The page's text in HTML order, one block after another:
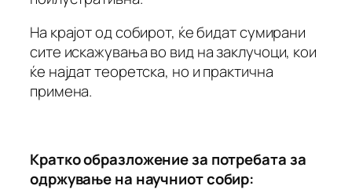
На крајот од собирот, ќе бидат сумирани
сите искажувања во вид на заклучоци, кои
ќе најдат теоретска, но и практична
примена.
Кратко образложение за потребата за
одржување на научниот собир: